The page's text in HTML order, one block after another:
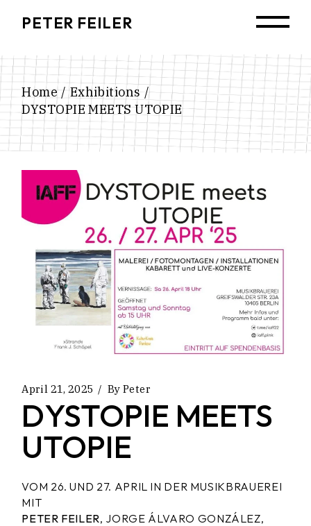
PETER FEILER
Home
Exhibitions
DYSTOPIE MEETS UTOPIE
April 21, 2025 By Peter
DYSTOPIE MEETS
UTOPIE
VOM 26. UND 27. APRIL IN DER MUSIKBRAUEREI
MIT
PETER FEILER, JORGE ÁLVARO GONZÁLEZ,